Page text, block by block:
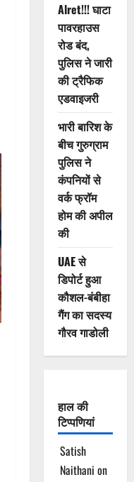
Alret!!! घाटा
पावरहाउस
रोड बंद,
पुलिस ने जारी
की ट्रैफिक
एडवाइजरी
भारी बारिश के
बीच गुरुग्राम
पुलिस ने
कंपनियों से
वर्क फ्रॉम
होम की अपील
की
UAE से
डिपोर्ट हुआ
कौशल-बंबीहा
गैंग का सदस्य
गौरव गाडोली
हाल की
टिप्पणियां
Satish
Naithani on